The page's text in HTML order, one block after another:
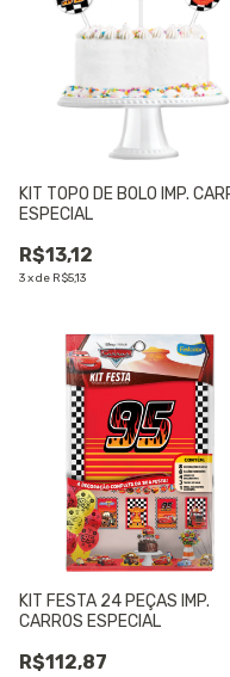
KIT TOPO DE BOLO IMP.
ESPECIAL
R$13,12
3xde R$5,13
KIT FESTA 24 PEÇAS IMP.
CARROS ESPECIAL
R$112,87